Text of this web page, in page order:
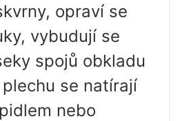
opraví se
vybudují se
spojů obkladu
se natírají
nebo